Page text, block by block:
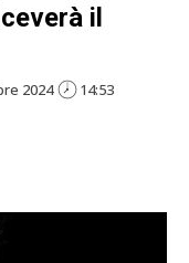
il
2024 14:53